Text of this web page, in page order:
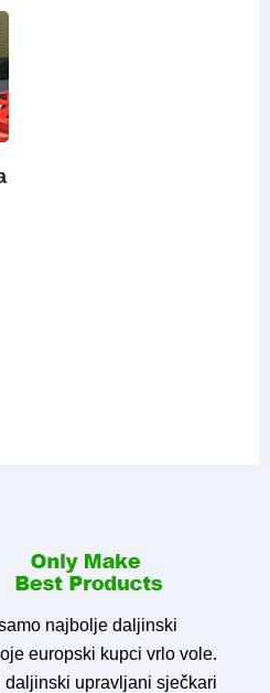
najbolje daljinski
europski kupci vrlo vole.
daljinski upravljani sječkari